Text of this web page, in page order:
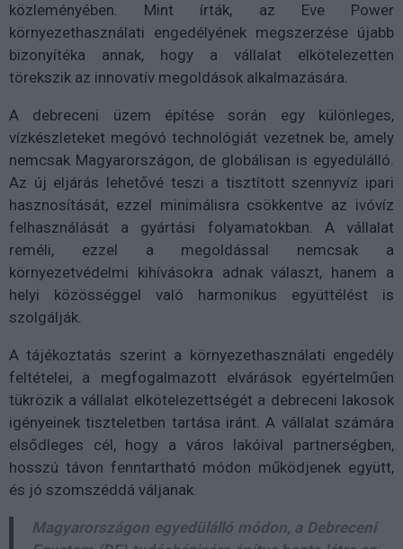
közleményében. Mint írták, az Eve Power
környezethasználati engedélyének megszerzése újabb
bizonyítéka annak, hogy a vállalat elkötelezetten
törekszik az innovatív megoldások alkalmazására.
A debreceni üzem építése során egy különleges,
vízkészleteket megóvó technológiát vezetnek be, amely
nemcsak Magyarországon, de globálisan is egyedülálló.
Az új eljárás lehetővé teszi a tisztított szennyvíz ipari
hasznosítását, ezzel minimálisra csökkentve az ivóvíz
felhasználását a gyártási folyamatokban. A vállalat
reméli, ezzel a megoldással nemcsak a
környezetvédelmi kihívásokra adnak választ, hanem a
helyi közösséggel való harmonikus együttélést is
szolgálják.
A tájékoztatás szerint a környezethasználati engedély
feltételei, a megfogalmazott elvárások egyértelműen
tükrözik a vállalat elkötelezettségét a debreceni lakosok
igényeinek tiszteletben tartása iránt. A vállalat számára
elsődleges cél, hogy a város lakóival partnerségben,
hosszú távon fenntartható módon működjenek együtt,
és jó szomszéddá váljanak.
Magyarországon egyedülálló módon, a Debreceni